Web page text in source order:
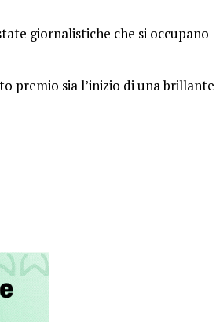
giornalistiche che si occupano
premio sia l’inizio di una brillante